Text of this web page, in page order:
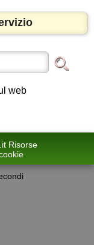
web
Risorse